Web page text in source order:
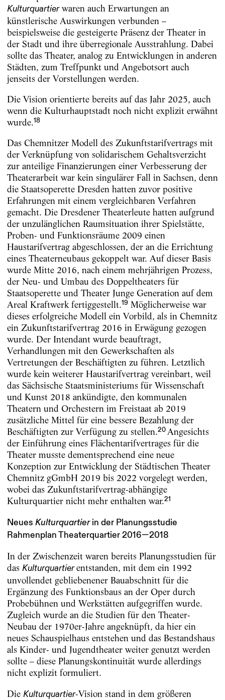
Kulturquartierwaren auch Erwartungen an
künstlerische Auswirkungen verbunden –
beispielsweise die gesteigerte Präsenz der Theater in
der Stadt und ihre überregionale Ausstrahlung. Dabei
sollte das Theater, analog zu Entwicklungen in anderen
Städten, zum Treffpunkt und Angebotsort auch
jenseits der Vorstellungen werden.
Die Vision orientierte bereits auf das Jahr 2025, auch
wenn die Kulturhauptstadt noch nicht explizit erwähnt
wurde.18
Das Chemnitzer Modell des Zukunftstarifvertrags mit
der Verknüpfung von solidarischem Gehaltsverzicht
zur anteilige Finanzierungen einer Verbesserung der
Theaterarbeit war kein singulärer Fall in Sachsen, denn
die Staatsoperette Dresden hatten zuvor positive
Erfahrungen mit einem vergleichbaren Verfahren
gemacht. Die Dresdener Theaterleute hatten aufgrund
der unzulänglichen Raumsituation ihrer Spielstätte,
Proben- und Funktionsräume 2009 einen
Haustarifvertrag abgeschlossen, der an die Errichtung
eines Theaterneubaus gekoppelt war. Auf dieser Basis
wurde Mitte 2016, nach einem mehrjährigen Prozess,
der Neu- und Umbau des Doppeltheaters für
Staatsoperette und Theater Junge Generation auf dem
Areal Kraftwerk fertiggestellt.19Möglicherweise war
dieses erfolgreiche Modell ein Vorbild, als in Chemnitz
ein Zukunftstarifvertrag 2016 in Erwägung gezogen
wurde. Der Intendant wurde beauftragt,
Verhandlungen mit den Gewerkschaften als
Vertretungen der Beschäftigten zu führen. Letztlich
wurde kein weiterer Haustarifvertrag vereinbart, weil
das Sächsische Staatsministeriums für Wissenschaft
und Kunst 2018 ankündigte, den kommunalen
Theatern und Orchestern im Freistaat ab 2019
zusätzliche Mittel für eine bessere Bezahlung der
Beschäftigten zur Verfügung zu stellen.20Angesichts
der Einführung eines Flächentarifvertrages für die
Theater musste dementsprechend eine neue
Konzeption zur Entwicklung der Städtischen Theater
Chemnitz gGmbH 2019 bis 2022 vorgelegt werden,
wobei das Zukunftstarifvertrag-abhängige
Kulturquartier nicht mehr enthalten war.21
Neues Kulturquartierin der Planungsstudie
Rahmenplan Theaterquartier 2016—2018
In der Zwischenzeit waren bereits Planungsstudien für
das Kulturquartierentstanden, mit dem ein 1992
unvollendet gebliebenener Bauabschnitt für die
Ergänzung des Funktionsbaus an der Oper durch
Probebühnen und Werkstätten aufgegriffen wurde.
Zugleich wurde an die Studien für den Theater-
Neubau der 1970er-Jahre angeknüpft, da hier ein
neues Schauspielhaus entstehen und das Bestandshaus
als Kinder- und Jugendtheater weiter genutzt werden
sollte – diese Planungskontinuität wurde allerdings
nicht explizit formuliert.
Die Kulturquartier-Vision stand in dem größeren